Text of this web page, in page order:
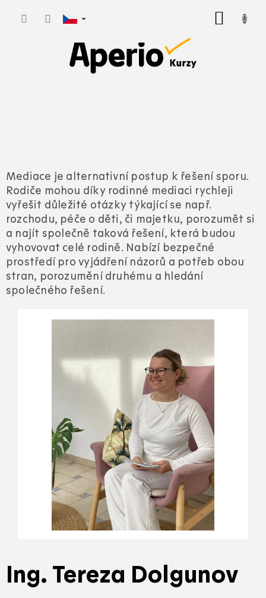
Mediace je alternativní postup k řešení sporu.
Rodiče mohou díky rodinné mediaci rychleji
vyřešit důležité otázky týkající se např.
rozchodu, péče o děti, či majetku, porozumět si
a najít společně taková řešení, která budou
vyhovovat celé rodině. Nabízí bezpečné
prostředí pro vyjádření názorů a potřeb obou
stran, porozumění druhému a hledání
společného řešení.
Ing. Tereza Dolgunov